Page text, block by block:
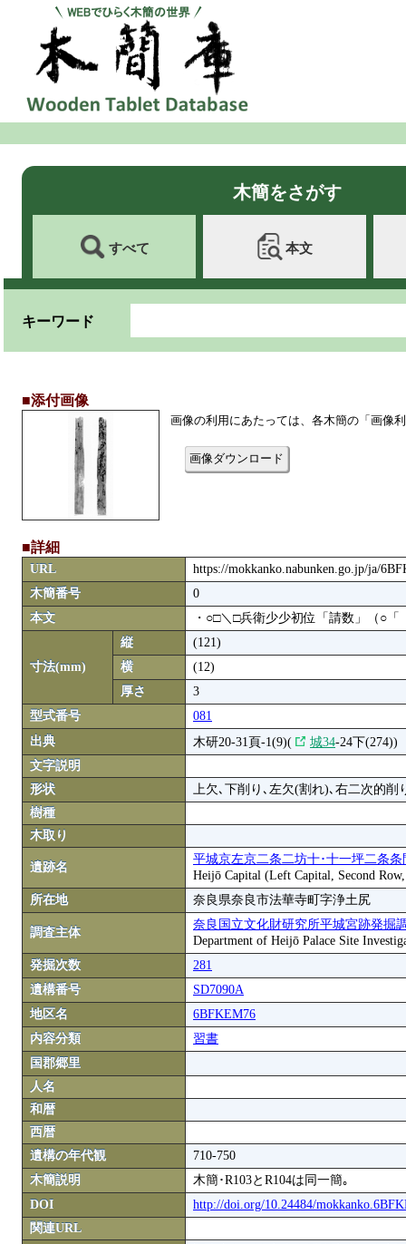
木簡をさがす
すべて 本文
キーワード
■添付画像
画像の利用にあたっては、各木簡の「画像
画像ダウンロード
■詳細
URL
https://mokkanko.nabunken.go.jp/ja/
木簡番号
0
本文
・○□＼□兵衛少少初位「請数」（○
寸法(mm)
縦
(121)
横
(12)
厚さ
3
型式番号
081
出典
木研20-31頁-1(9)( 城34-24下(274))
文字説明
形状
上欠､下削り､左欠(割れ)､右二次的削
樹種
木取り
遺跡名
平城京左京二条二坊十･十一坪二条条
Heijō Capital (Left Capital, Second
所在地
奈良県奈良市法華寺町字浄土尻
調査主体
奈良国立文化財研究所平城宮跡発掘
Department of Heijō Palace Site
発掘次数
281
遺構番号
SD7090A
地区名
6BFKEM76
内容分類
習書
国郡郷里
人名
和暦
西暦
遺構の年代観
710-750
木簡説明
木簡･R103とR104は同一簡｡
DOI
http://doi.org/10.24484/
関連URL